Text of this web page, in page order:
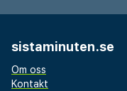
sistaminuten.se
Om oss
Kontakt